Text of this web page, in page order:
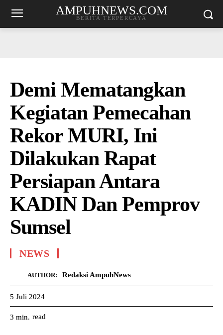
AMPUHNEWS.COM
BERITA TERPERCAYA
Demi Mematangkan
Kegiatan Pemecahan
Rekor MURI, Ini
Dilakukan Rapat
Persiapan Antara
KADIN Dan Pemprov
Sumsel
NEWS
AUTHOR: Redaksi AmpuhNews
5 Juli 2024
3 min. read